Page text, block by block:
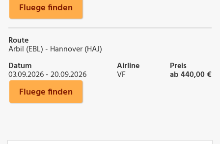
Fluege finden
Route
Arbil (EBL) - Hannover (HAJ)
Datum
03.09.2026 - 20.09.2026
Airline
VF
Preis
ab 440,00 €
Fluege finden